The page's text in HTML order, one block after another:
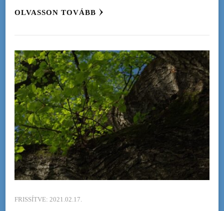
OLVASSON TOVÁBB
FRISSÍTVE: 2021.02.17.